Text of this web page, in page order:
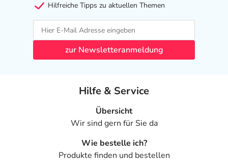
Hilfreiche Tipps zu aktuellen Themen
zur Newsletteranmeldung
Hilfe & Service
Übersicht
Wir sind gern für Sie da
Wie bestelle ich?
Produkte finden und bestellen